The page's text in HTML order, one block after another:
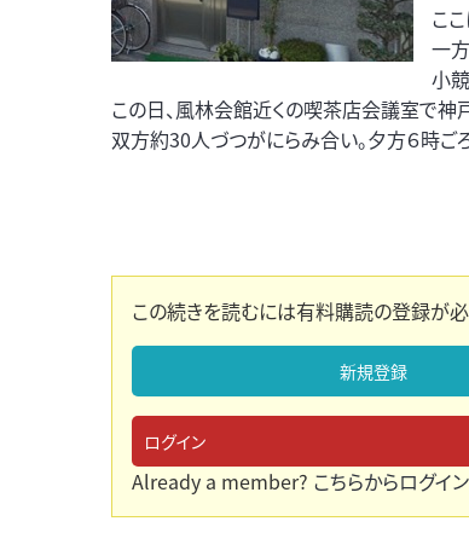
こ
一
小
この日、風林会館近くの喫茶店会議室で
双方約30人づつがにらみ合い。夕方６時ご
この続きを読むには有料購読の登録が必
新規登録
ログイン
Already a member? こちらからログイン